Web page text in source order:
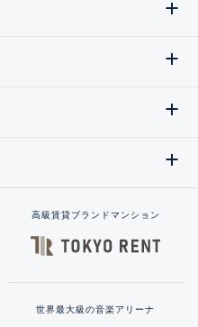
高級賃貸ブランドマンション
世界最大級の音楽アリーナ